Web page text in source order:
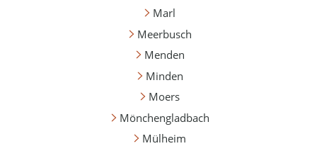
Marl
Meerbusch
Menden
Minden
Moers
Mönchengladbach
Mülheim